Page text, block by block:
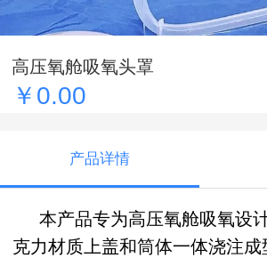
高压氧舱吸氧头罩
￥0.00
产品详情
本产品专为高压氧舱吸氧设
克力材质上盖和筒体一体浇注成